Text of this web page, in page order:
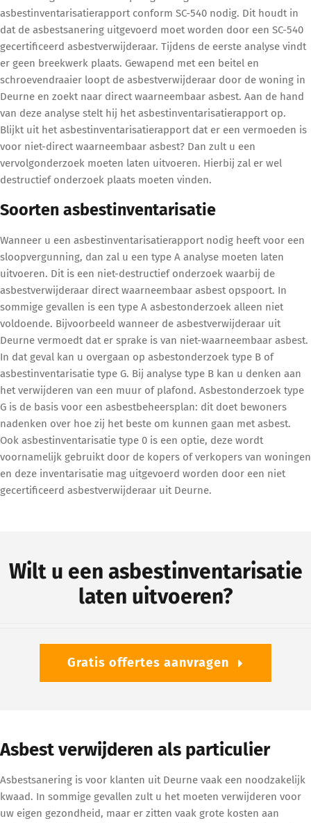
asbestinventarisatierapport conform SC-540 nodig. Dit houdt in
dat de asbestsanering uitgevoerd moet worden door een SC-540
gecertificeerd asbestverwijderaar. Tijdens de eerste analyse vindt
er geen breekwerk plaats. Gewapend met een beitel en
schroevendraaier loopt de asbestverwijderaar door de woning in
Deurne en zoekt naar direct waarneembaar asbest. Aan de hand
van deze analyse stelt hij het asbestinventarisatierapport op.
Blijkt uit het asbestinventarisatierapport dat er een vermoeden is
voor niet-direct waarneembaar asbest? Dan zult u een
vervolgonderzoek moeten laten uitvoeren. Hierbij zal er wel
destructief onderzoek plaats moeten vinden.
Soorten asbestinventarisatie
Wanneer u een asbestinventarisatierapport nodig heeft voor een
sloopvergunning, dan zal u een type A analyse moeten laten
uitvoeren. Dit is een niet-destructief onderzoek waarbij de
asbestverwijderaar direct waarneembaar asbest opspoort. In
sommige gevallen is een type A asbestonderzoek alleen niet
voldoende. Bijvoorbeeld wanneer de asbestverwijderaar uit
Deurne vermoedt dat er sprake is van niet-waarneembaar asbest.
In dat geval kan u overgaan op asbestonderzoek type B of
asbestinventarisatie type G. Bij analyse type B kan u denken aan
het verwijderen van een muur of plafond. Asbestonderzoek type
G is de basis voor een asbestbeheersplan: dit doet bewoners
nadenken over hoe zij het beste om kunnen gaan met asbest.
Ook asbestinventarisatie type 0 is een optie, deze wordt
voornamelijk gebruikt door de kopers of verkopers van woningen
en deze inventarisatie mag uitgevoerd worden door een niet
gecertificeerd asbestverwijderaar uit Deurne.
Wilt u een asbestinventarisatie
laten uitvoeren?
Gratis offertes aanvragen
Asbest verwijderen als particulier
Asbestsanering is voor klanten uit Deurne vaak een noodzakelijk
kwaad. In sommige gevallen zult u het moeten verwijderen voor
uw eigen gezondheid, maar er zitten vaak grote kosten aan